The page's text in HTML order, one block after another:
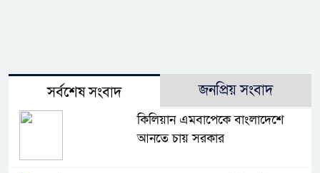
সর্বশেষ সংবাদ জনপ্রিয় সংবাদ
কিলিয়ান এমবাপেকে বাংলাদেশে
আনতে চায় সরকার